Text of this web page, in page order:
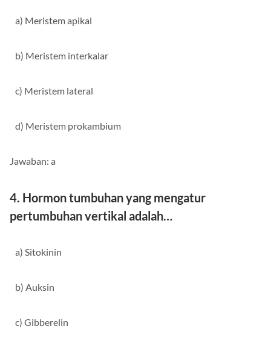
a) Meristem apikal
b) Meristem interkalar
c) Meristem lateral
d) Meristem prokambium
Jawaban: a
4. Hormon tumbuhan yang mengatur
pertumbuhan vertikal adalah…
a) Sitokinin
b) Auksin
c) Gibberelin